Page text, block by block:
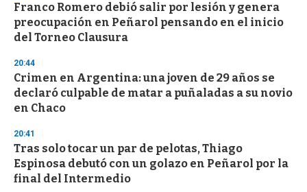
Franco Romero debió salir por lesión y genera
preocupación en Peñarol pensando en el inicio
del Torneo Clausura
20:44
Crimen en Argentina: una joven de 29 años se
declaró culpable de matar a puñaladas a su novio
en Chaco
20:41
Tras solo tocar un par de pelotas, Thiago
Espinosa debutó con un golazo en Peñarol por la
final del Intermedio